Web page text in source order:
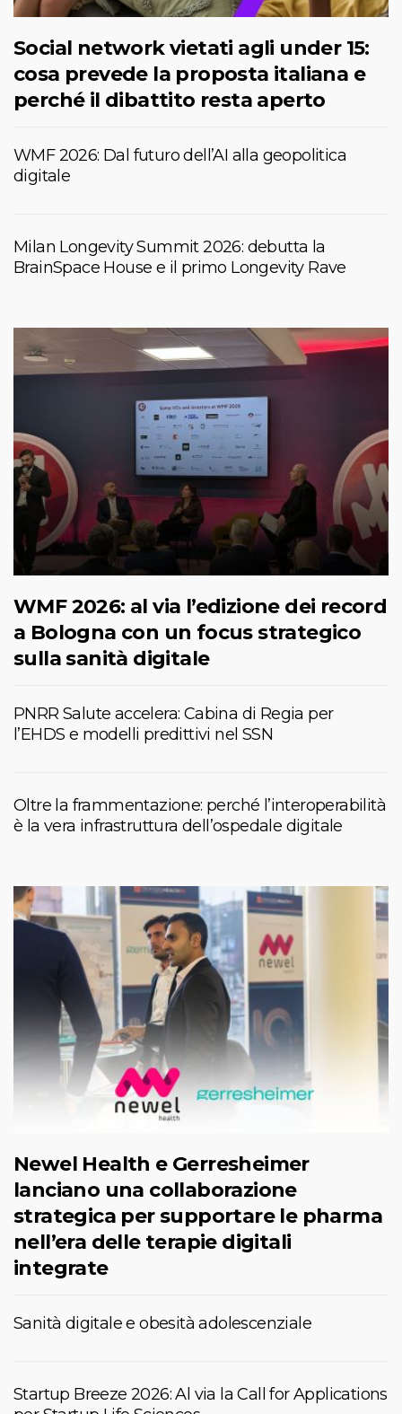
Social network vietati agli under 15:
cosa prevede la proposta italiana e
perché il dibattito resta aperto
WMF 2026: Dal futuro dell’AI alla geopolitica
digitale
Milan Longevity Summit 2026: debutta la
BrainSpace House e il primo Longevity Rave
WMF 2026: al via l’edizione dei record
a Bologna con un focus strategico
sulla sanità digitale
PNRR Salute accelera: Cabina di Regia per
l’EHDS e modelli predittivi nel SSN
Oltre la frammentazione: perché l’interoperabilità
è la vera infrastruttura dell’ospedale digitale
Newel Health e Gerresheimer
lanciano una collaborazione
strategica per supportare le pharma
nell’era delle terapie digitali
integrate
Sanità digitale e obesità adolescenziale
Startup Breeze 2026: Al via la Call for Applications